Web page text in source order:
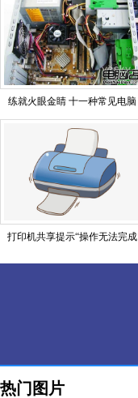
练就火眼金睛 十一种常见电脑
打印机共享提示“操作无法完成
热门图片